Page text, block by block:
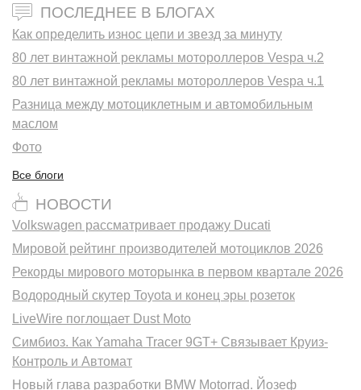
ПОСЛЕДНЕЕ В БЛОГАХ
Как определить износ цепи и звезд за минуту
80 лет винтажной рекламы мотороллеров Vespa ч.2
80 лет винтажной рекламы мотороллеров Vespa ч.1
Разница между мотоциклетным и автомобильным
маслом
Фото
Все блоги
НОВОСТИ
Volkswagen рассматривает продажу Ducati
Мировой рейтинг производителей мотоциклов 2026
Рекорды мирового моторынка в первом квартале 2026
Водородный скутер Toyota и конец эры розеток
LiveWire поглощает Dust Moto
Симбиоз. Как Yamaha Tracer 9GT+ Связывает Круиз-
Контроль и Автомат
Новый глава разработки BMW Motorrad. Йозеф